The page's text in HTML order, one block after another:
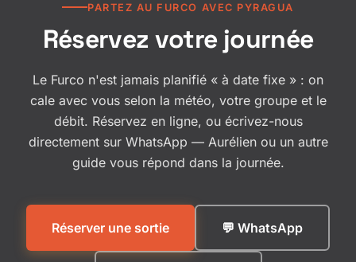
PARTEZ AU FURCO AVEC PYRAGUA
Réservez votre journée
Le Furco n'est jamais planifié « à date fixe » : on
cale avec vous selon la météo, votre groupe et le
débit. Réservez en ligne, ou écrivez-nous
directement sur WhatsApp — Aurélien ou un autre
guide vous répond dans la journée.
Réserver une sortie 💬 WhatsApp